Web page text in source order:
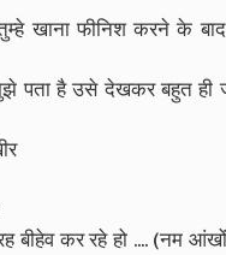
खाना फीनिश करने के
पता है उसे देखकर बहुत ही
बीहेव कर रहे हो .... (नम